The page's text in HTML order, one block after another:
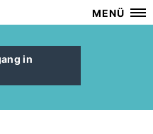
MENÜ
in